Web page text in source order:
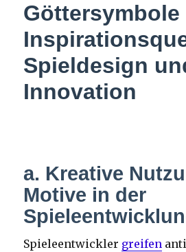
Göttersymbole
Spieldesign
Innovation
a. Kreative
Motive in der
Spieleentwickler greifen